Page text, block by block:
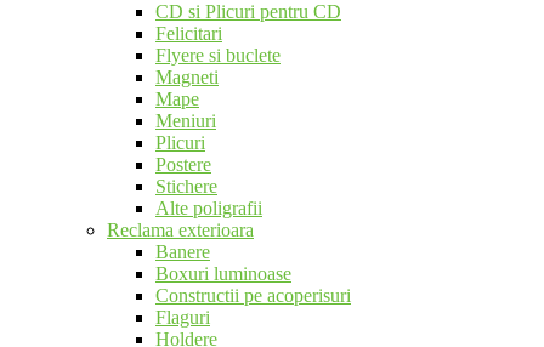
CD si Plicuri pentru CD
Felicitari
Flyere si buclete
Magneti
Mape
Meniuri
Plicuri
Postere
Stichere
Alte poligrafii
Reclama exterioara
Banere
Boxuri luminoase
Constructii pe acoperisuri
Flaguri
Holdere